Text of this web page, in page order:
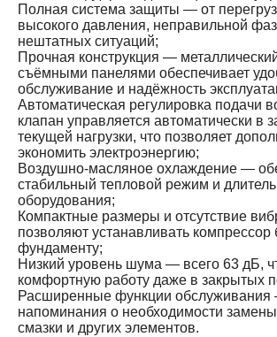
Полная система защиты — от
высокого давления, неправильной
нештатных ситуаций;
Прочная конструкция —
съёмными панелями обеспечивает
обслуживание и надёжность
Автоматическая регулировка подачи
клапан управляется автоматически в
текущей нагрузки, что позволяет
экономить электроэнергию;
Воздушно-масляное охлаждение —
стабильный тепловой режим и
оборудования;
Компактные размеры и отсутствие
позволяют устанавливать компрессор
фундаменту;
Низкий уровень шума — всего 63 дБ,
комфортную работу даже в закрытых
Расширенные функции
напоминания о необходимости
смазки и других элементов.